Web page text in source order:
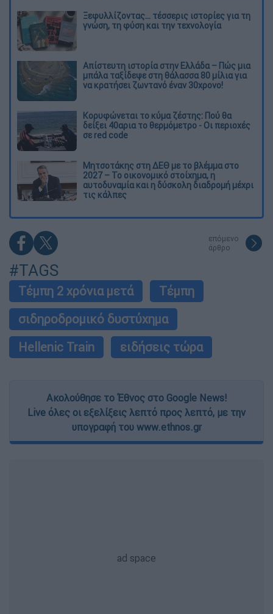
Ξεφυλλίζοντας... τέσσερις ιστορίες για τη
γνώση, τη φύση και την τεχνολογία
Απίστευτη ιστορία στην Ελλάδα – Πώς μια
μπάλα ταξίδεψε στη θάλασσα 80 μίλια για
να κρατήσει ζωντανό έναν 30χρονο!
Κορυφώνεται το κύμα ζέστης: Πού θα
δείξει 40αρια το θερμόμετρο - Οι περιοχές
σε red code
Μητσοτάκης στη ΔΕΘ με το βλέμμα στο
2027 – Το οικονομικό στοίχημα, η
αυτοδυναμία και η δύσκολη διαδρομή μέχρι
τις κάλπες
επόμενο
άρθρο
#TAGS
Τέμπη 2 χρόνια μετά
Τέμπη
σιδηροδρομικό δυστύχημα
Hellenic Train
ειδήσεις τώρα
Ακολούθησε το Έθνος στο Google News!
Live όλες οι εξελίξεις λεπτό προς λεπτό, με την
υπογραφή του www.ethnos.gr